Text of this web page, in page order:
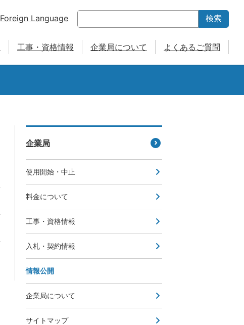
Foreign Language 検索
工事・資格情報 企業局について よくあるご質問
企業局
使用開始・中止
料金について
工事・資格情報
入札・契約情報
情報公開
企業局について
サイトマップ